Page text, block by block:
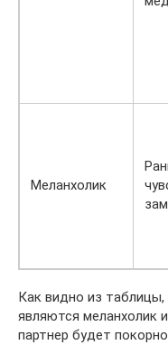
Меланхолик
Как видно из
являются меланхолик
партнер будет